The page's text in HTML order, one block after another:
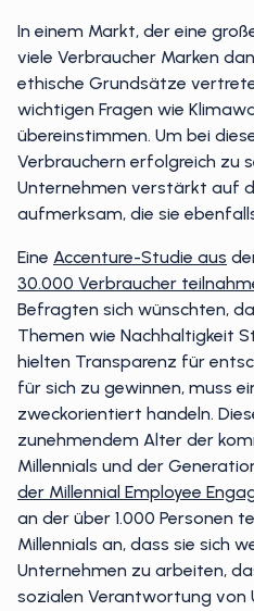
In einem Markt, der eine
viele Verbraucher Marken
ethische Grundsätze
wichtigen Fragen wie
übereinstimmen. Um bei
Verbrauchern erfolgreich zu
Unternehmen verstärkt auf
aufmerksam, die sie
Eine Accenture-Studie aus
30.000 Verbraucher
Befragten sich wünschten,
Themen wie Nachhaltigkeit
hielten Transparenz für
für sich zu gewinnen, muss
zweckorientiert handeln.
zunehmendem Alter der
Millennials und der
der Millennial Employee
an der über 1.000 Personen
Millennials an, dass sie sich
Unternehmen zu arbeiten,
sozialen Verantwortung von